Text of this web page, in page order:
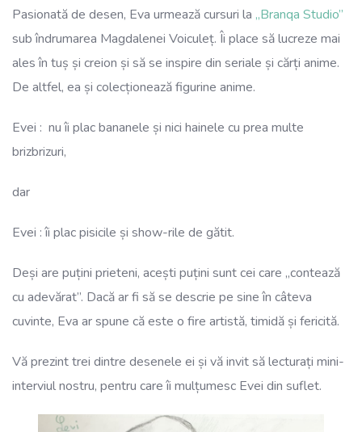
Pasionată de desen, Eva urmează cursuri la „Branqa Studio”
sub îndrumarea Magdalenei Voiculeț. Îi place să lucreze mai
ales în tuș și creion și să se inspire din seriale și cărți anime.
De altfel, ea și colecționează figurine anime.
Evei : nu îi plac bananele și nici hainele cu prea multe
brizbrizuri,
dar
Evei : îi plac pisicile și show-rile de gătit.
Deși are puțini prieteni, acești puțini sunt cei care „contează
cu adevărat”. Dacă ar fi să se descrie pe sine în câteva
cuvinte, Eva ar spune că este o fire artistă, timidă și fericită.
Vă prezint trei dintre desenele ei și vă invit să lecturați mini-
interviul nostru, pentru care îi mulțumesc Evei din suflet.